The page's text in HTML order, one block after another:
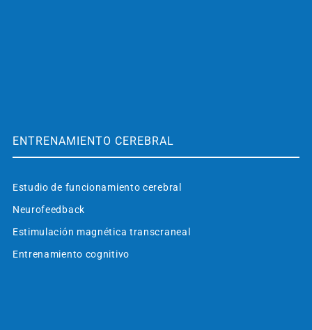
ENTRENAMIENTO CEREBRAL
Estudio de funcionamiento cerebral
Neurofeedback
Estimulación magnética transcraneal
Entrenamiento cognitivo